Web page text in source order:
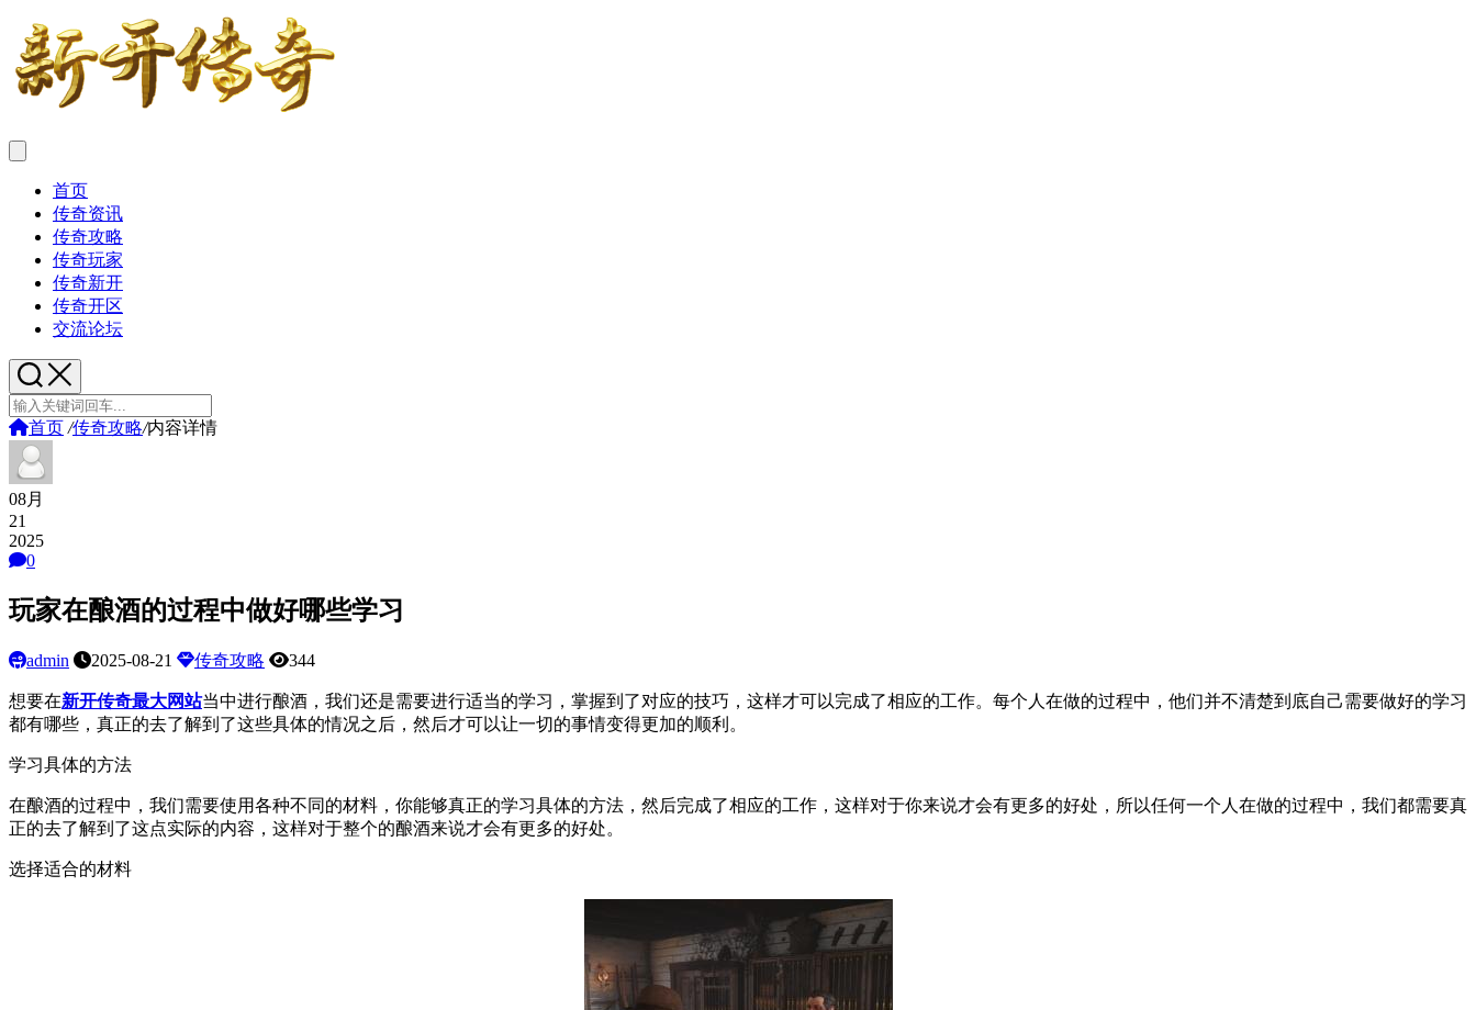
首页
传奇资讯
传奇攻略
传奇玩家
传奇新开
传奇开区
交流论坛
首页 /传奇攻略/内容详情
08月
21
2025
0
玩家在酿酒的过程中做好哪些学习
admin 2025-08-21 传奇攻略 344
想要在新开传奇最大网站当中进行酿酒，我们还是需要进行适当的学习，掌握到了对应的技巧，这样才可以完成了相应的工作。每个人在做的过程中，他们并不清楚到底自己需要做好的学习
都有哪些，真正的去了解到了这些具体的情况之后，然后才可以让一切的事情变得更加的顺利。
学习具体的方法
在酿酒的过程中，我们需要使用各种不同的材料，你能够真正的学习具体的方法，然后完成了相应的工作，这样对于你来说才会有更多的好处，所以任何一个人在做的过程中，我们都需要真
正的去了解到了这点实际的内容，这样对于整个的酿酒来说才会有更多的好处。
选择适合的材料